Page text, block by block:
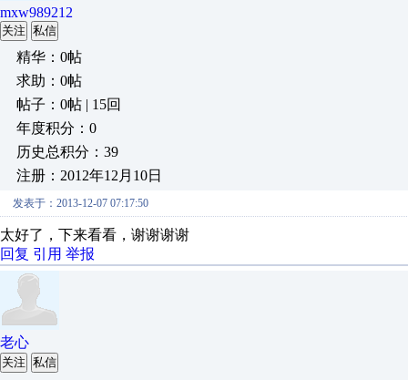
mxw989212
关注 私信
精华：0帖
求助：0帖
帖子：0帖 | 15回
年度积分：0
历史总积分：39
注册：2012年12月10日
发表于：2013-12-07 07:17:50
太好了，下来看看，谢谢谢谢
回复 引用 举报
老心
关注 私信